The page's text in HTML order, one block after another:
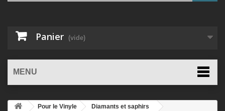
Panier (vide)
MENU
Pour le Vinyle
Diamants et saphirs